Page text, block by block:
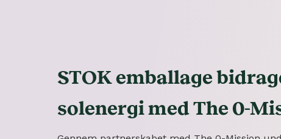
STOK emballage
solenergi med The 0-